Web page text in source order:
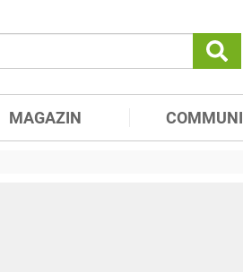
MAGAZIN